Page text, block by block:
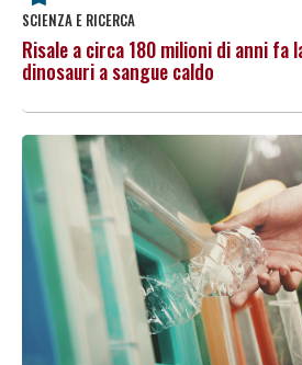
SCIENZA E RICERCA
Risale a circa 180 milioni di anni fa
dinosauri a sangue caldo